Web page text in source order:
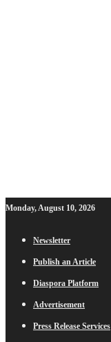
Monday, August 10, 2026
Newsletter
Publish an Article
Diaspora Platform
Advertisement
Press Release Services